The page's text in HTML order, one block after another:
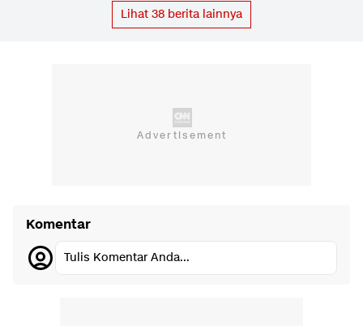
Lihat 38 berita lainnya
Komentar
Tulis Komentar Anda...